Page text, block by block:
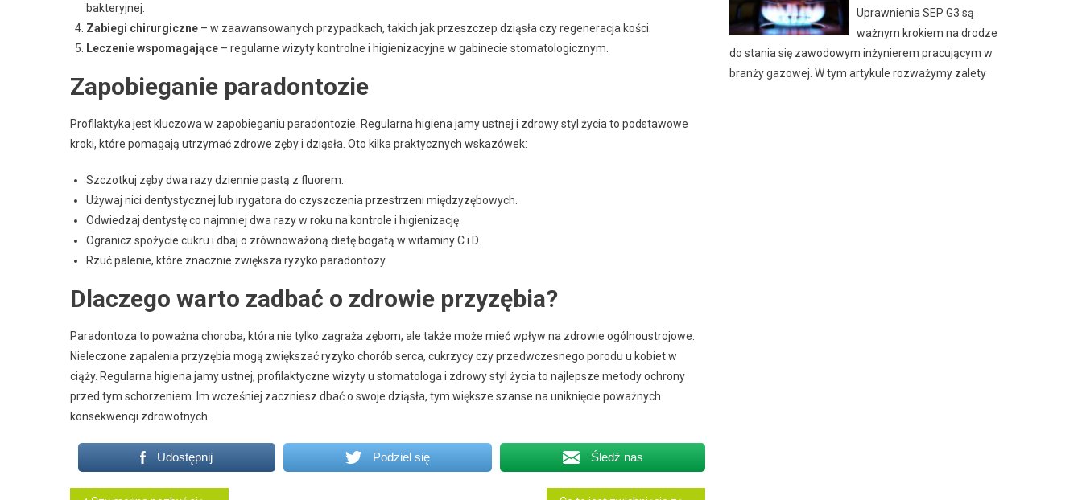
bakteryjnej.
Zabiegi chirurgiczne – w zaawansowanych przypadkach, takich jak przeszczep dziąsła czy regeneracja kości.
Leczenie wspomagające – regularne wizyty kontrolne i higienizacyjne w gabinecie stomatologicznym.
Zapobieganie paradontozie
Profilaktyka jest kluczowa w zapobieganiu paradontozie. Regularna higiena jamy ustnej i zdrowy styl życia to podstawowe
kroki, które pomagają utrzymać zdrowe zęby i dziąsła. Oto kilka praktycznych wskazówek:
Szczotkuj zęby dwa razy dziennie pastą z fluorem.
Używaj nici dentystycznej lub irygatora do czyszczenia przestrzeni międzyzębowych.
Odwiedzaj dentystę co najmniej dwa razy w roku na kontrole i higienizację.
Ogranicz spożycie cukru i dbaj o zrównoważoną dietę bogatą w witaminy C i D.
Rzuć palenie, które znacznie zwiększa ryzyko paradontozy.
Dlaczego warto zadbać o zdrowie przyzębia?
Paradontoza to poważna choroba, która nie tylko zagraża zębom, ale także może mieć wpływ na zdrowie ogólnoustrojowe.
Nieleczone zapalenia przyzębia mogą zwiększać ryzyko chorób serca, cukrzycy czy przedwczesnego porodu u kobiet w
ciąży. Regularna higiena jamy ustnej, profilaktyczne wizyty u stomatologa i zdrowy styl życia to najlepsze metody ochrony
przed tym schorzeniem. Im wcześniej zaczniesz dbać o swoje dziąsła, tym większe szanse na uniknięcie poważnych
konsekwencji zdrowotnych.
Udostępnij Podziel się Śledź nas
Uprawnienia SEP G3 są
ważnym krokiem na drodze
do stania się zawodowym inżynierem pracującym w
branży gazowej. W tym artykule rozważymy zalety